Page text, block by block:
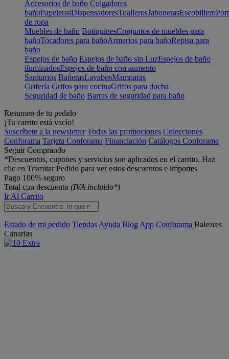
Accesorios de baño Colgadores
bañoPapelerasDispensadoresToallerosJabonerasEscobillero
de ropa
Muebles de baño BotiquinesConjuntos de muebles para
bañoTocadores para bañoArmarios para bañoRepisa para
baño
Espejos de baño Espejos de baño sin LuzEspejos de baño
iluminadosEspejos de baño con aumento
Sanitarios BañerasLavabosMamparas
Grifería Grifos para cocinaGrifos para ducha
Seguridad de baño Barras de seguridad para baño
Resumen de tu pedido
¡Tu carrito está vacío!
Suscríbete a la newsletter Todas las promociones Colecciones
Conforama Tarjeta Conforama Financiación Catálogos Conforama
Seguir Comprando
*Descuentos, cupones y servicios son aplicados en el carrito. Haz
clic en Tramitar Pedido para ver estos descuentos e importes
Pago 100% seguro
Total con descuento (IVA incluido*)
Ir Al Carrito
Estado de mi pedido Tiendas Ayuda Blog App Conforama Baleares
Canarias